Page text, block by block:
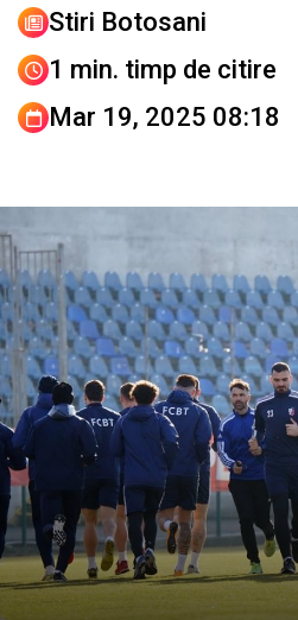
Stiri Botosani
1 min. timp de citire
Mar 19, 2025 08:18